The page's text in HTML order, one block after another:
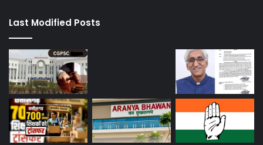
Last Modified Posts